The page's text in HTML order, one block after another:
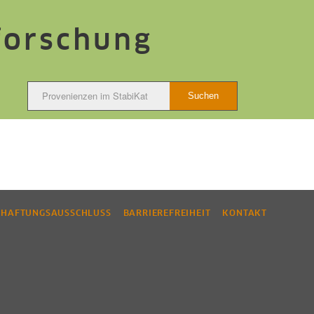
HAFTUNGSAUSSCHLUSS BARRIEREFREIHEIT KONTAKT